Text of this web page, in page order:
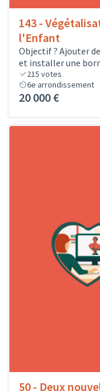
143 -
l'Enfant
Objectif ? Ajouter
et installer une
215 votes
6e arrondissement
20 000 €
50 - Deux